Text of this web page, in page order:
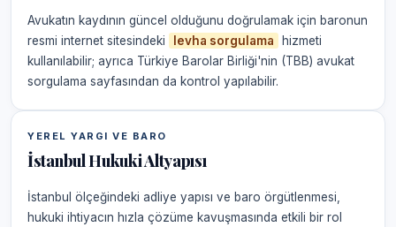
Avukatın kaydının güncel olduğunu doğrulamak için baronun
resmi internet sitesindeki
levha sorgulama
hizmeti
kullanılabilir; ayrıca Türkiye Barolar Birliği'nin (TBB) avukat
sorgulama sayfasından da kontrol yapılabilir.
YEREL YARGI VE BARO
İstanbul Hukuki Altyapısı
İstanbul ölçeğindeki adliye yapısı ve baro örgütlenmesi,
hukuki ihtiyacın hızla çözüme kavuşmasında etkili bir rol